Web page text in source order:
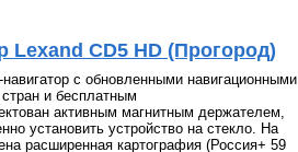
Lexand CD5 HD (Прогород)
с обновленными навигационными
и бесплатным
активным магнитным держателем,
установить устройство на стекло. На
расширенная картография (Россия+ 59